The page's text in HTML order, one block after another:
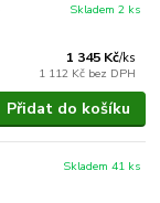
1 345 Kč/ks
1 112 Kč bez DPH
Skladem 2 ks
Přidat do košíku
Skladem 41 ks